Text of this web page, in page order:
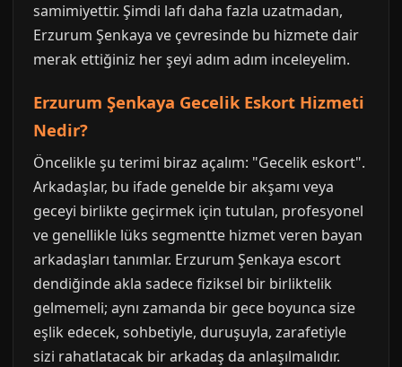
samimiyettir. Şimdi lafı daha fazla uzatmadan,
Erzurum Şenkaya ve çevresinde bu hizmete dair
merak ettiğiniz her şeyi adım adım inceleyelim.
Erzurum Şenkaya Gecelik Eskort Hizmeti
Nedir?
Öncelikle şu terimi biraz açalım: "Gecelik eskort".
Arkadaşlar, bu ifade genelde bir akşamı veya
geceyi birlikte geçirmek için tutulan, profesyonel
ve genellikle lüks segmentte hizmet veren bayan
arkadaşları tanımlar. Erzurum Şenkaya escort
dendiğinde akla sadece fiziksel bir birliktelik
gelmemeli; aynı zamanda bir gece boyunca size
eşlik edecek, sohbetiyle, duruşuyla, zarafetiyle
sizi rahatlatacak bir arkadaş da anlaşılmalıdır.